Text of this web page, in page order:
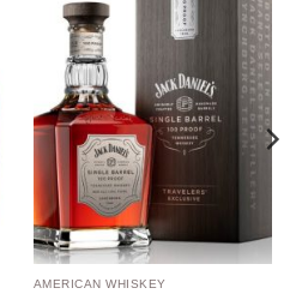
AMERICAN WHISKEY